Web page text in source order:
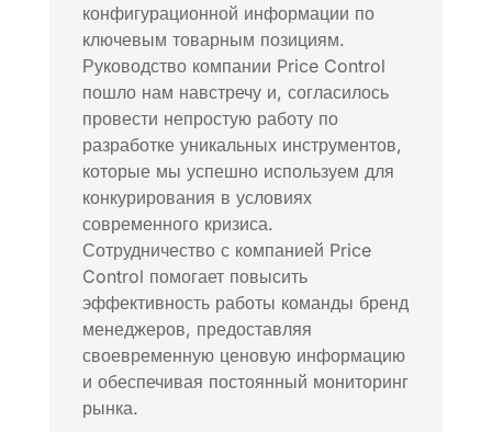
конфигурационной информации по
ключевым товарным позициям.
Руководство компании Price Control
пошло нам навстречу и, согласилось
провести непростую работу по
разработке уникальных инструментов,
которые мы успешно используем для
конкурирования в условиях
современного кризиса.
Сотрудничество с компанией Price
Control помогает повысить
эффективность работы команды бренд
менеджеров, предоставляя
своевременную ценовую информацию
и обеспечивая постоянный мониторинг
рынка.